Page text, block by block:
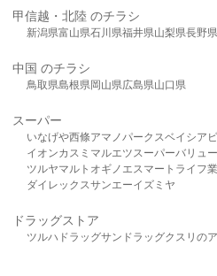
甲信越・北陸 のチラシ
新潟県富山県石川県福井県山梨県長野県
中国 のチラシ
鳥取県島根県岡山県広島県山口県
スーパー
いなげや西條アマノパークスベイシア
イオンカスミ マルエツスーパーバリュー
ツルヤマルト オギノ エスマート ライフ
ダイレックスサンエーイズミヤ
ドラッグストア
ツルハドラッグサンドラッグクスリの